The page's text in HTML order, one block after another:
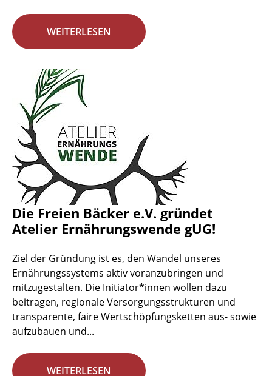
WEITERLESEN
Die Freien Bäcker e.V. gründet
Atelier Ernährungswende gUG!
Ziel der Gründung ist es, den Wandel unseres
Ernährungssystems aktiv voranzubringen und
mitzugestalten. Die Initiator*innen wollen dazu
beitragen, regionale Versorgungsstrukturen und
transparente, faire Wertschöpfungsketten aus- sowie
aufzubauen und...
WEITERLESEN